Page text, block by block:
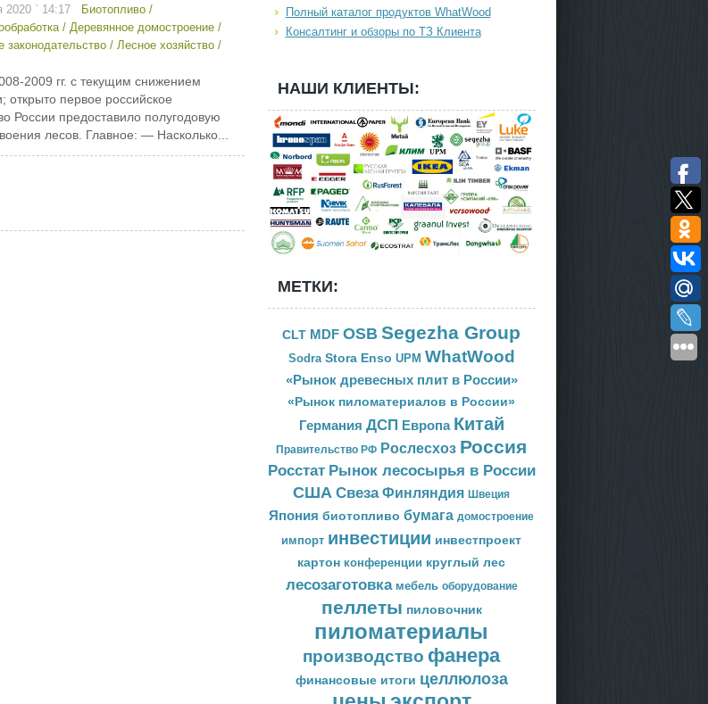
2020 ` 14:17 Биотопливо/
/ Деревянное домостроение/
законодательство/ Лесное хозяйство/
2009 гг. с текущим снижением
первое российское
России предоставило полугодовую
лесов. Главное: — Насколько...
Полный каталог продуктов WhatWood
Консалтинг и обзоры по ТЗ Клиента
НАШИ КЛИЕНТЫ:
МЕТКИ:
CLT MDF OSB Segezha Group
Sodra Stora Enso UPM WhatWood
«Рынок древесных плит в России»
«Рынок пиломатериалов в России»
Германия ДСП Европа Китай
Правительство РФ Рослесхоз Россия
Росстат Рынок лесосырья в России
США Свеза Финляндия Швеция
Япония биотопливо бумага домостроение
импорт инвестиции инвестпроект
картон конференции круглый лес
лесозаготовка мебель оборудование
пеллеты пиловочник
пиломатериалы
производство фанера
финансовые итоги целлюлоза